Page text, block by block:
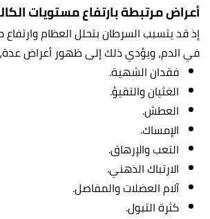
أعراض مرتبطة بارتفاع مستويات
إذ قد يتسبب السرطان بتحلل العظام
في الدم، ويؤدي ذلك إلى ظهور أعراض
فقدان الشهية.
الغثيان والتقيؤ.
العطش.
الإمساك.
التعب والإرهاق.
الارتباك الذهني.
آلام العضلات والمفاصل.
كثرة التبول.